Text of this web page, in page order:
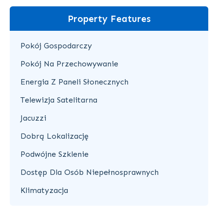
Property Features
Pokój Gospodarczy
Pokój Na Przechowywanie
Energia Z Paneli Słonecznych
Telewizja Satelitarna
Jacuzzi
Dobrą Lokalizację
Podwójne Szklenie
Dostęp Dla Osób Niepełnosprawnych
Klimatyzacja